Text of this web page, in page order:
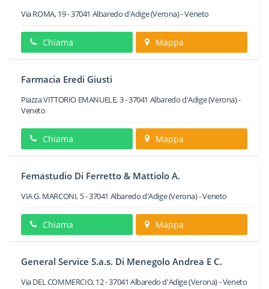
Via ROMA, 19-37041 Albaredo d'Adige(Verona) -Veneto
Chiama Mappa
Farmacia Eredi Giusti
Piazza VITTORIO EMANUELE, 3-37041 Albaredo d'Adige(Verona) -
Veneto
Chiama Mappa
Femastudio Di Ferretto & Mattiolo A.
VIA G. MARCONI, 5-37041 Albaredo d'Adige(Verona) -Veneto
Chiama Mappa
General Service S.a.s. Di Menegolo Andrea E C.
Via DEL COMMERCIO, 12-37041 Albaredo d'Adige(Verona) -Veneto